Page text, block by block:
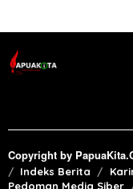
Copyright by
Indeks Berita
Pedoman Media Siber